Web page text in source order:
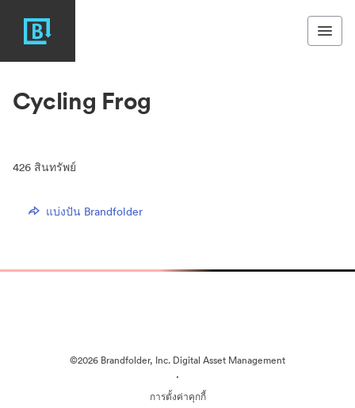
Cycling Frog
426 สินทรัพย์
แบ่งปัน Brandfolder
©2026 Brandfolder, Inc. Digital Asset Management
·
การตั้งค่าคุกกี้